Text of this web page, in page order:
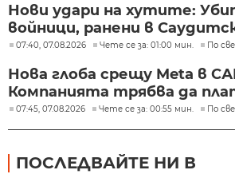
Нови удари на хутите:
войници, ранени в
07:40, 07.08.2026 Чете се за: 01:00 мин. По
Нова глоба срещу Meta в
Компанията трябва да
07:45, 07.08.2026 Чете се за: 00:55 мин. По
ПОСЛЕДВАЙТЕ НИ В